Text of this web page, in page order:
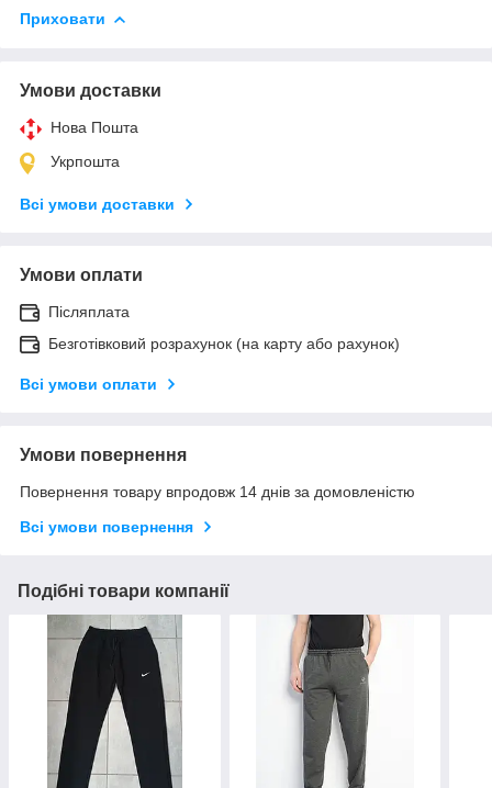
Приховати
Умови доставки
Нова Пошта
Укрпошта
Всі умови доставки
Умови оплати
Післяплата
Безготівковий розрахунок (на карту або рахунок)
Всі умови оплати
Умови повернення
Повернення товару впродовж 14 днів за домовленістю
Всі умови повернення
Подібні товари компанії